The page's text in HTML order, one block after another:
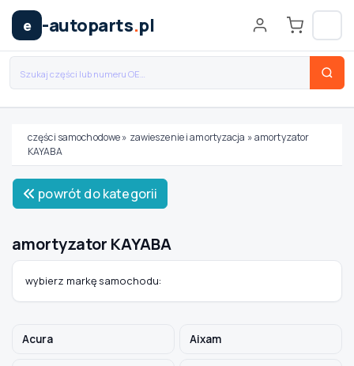
e -autoparts.pl
Wybierz swój pojazd
MARKA
MODEL
części samochodowe» zawieszenie i amortyzacja »amortyzator
KAYABA
powrót do kategorii
amortyzator KAYABA
wybierz markę samochodu:
Acura Aixam